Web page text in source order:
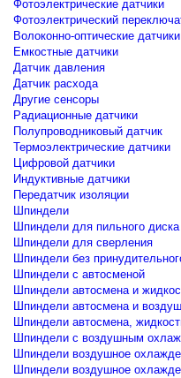
Фотоэлектрические датчики
Фотоэлектрический
Волоконно-оптические датчики
Емкостные датчики
Датчик давления
Датчик расхода
Другие сенсоры
Радиационные датчики
Полупроводниковый датчик
Термоэлектрические датчики
Цифровой датчики
Индуктивные датчики
Передатчик изоляции
Шпиндели
Шпиндели для пильного диска
Шпиндели для сверления
Шпиндели без
Шпиндели с автосменой
Шпиндели автосмена и
Шпиндели автосмена и
Шпиндели автосмена,
Шпиндели с воздушным
Шпиндели воздушное
Шпиндели воздушное